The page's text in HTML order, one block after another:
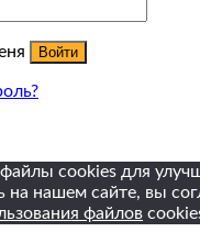
Войти
cookies для
на нашем сайте, вы
файлов